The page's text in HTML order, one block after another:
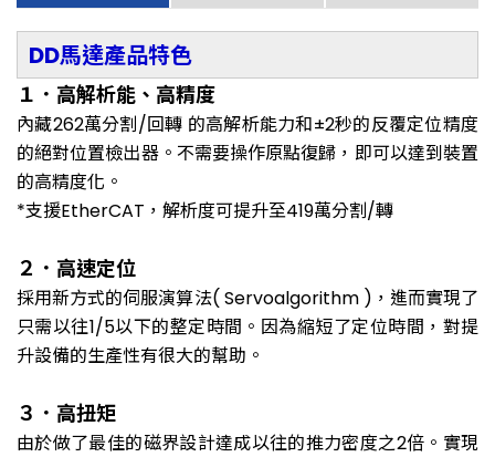
DD馬達產品特色
１．高解析能、高精度
內藏262萬分割/回轉 的高解析能力和±2秒的反覆定位精度
的絕對位置檢出器。不需要操作原點復歸，即可以達到裝置
的高精度化。
*支援EtherCAT，解析度可提升至419萬分割/轉
２．高速定位
採用新方式的伺服演算法( Servoalgorithm )，進而實現了
只需以往1/5以下的整定時間。因為縮短了定位時間，對提
升設備的生產性有很大的幫助。
３．高扭矩
由於做了最佳的磁界設計達成以往的推力密度之2倍。實現